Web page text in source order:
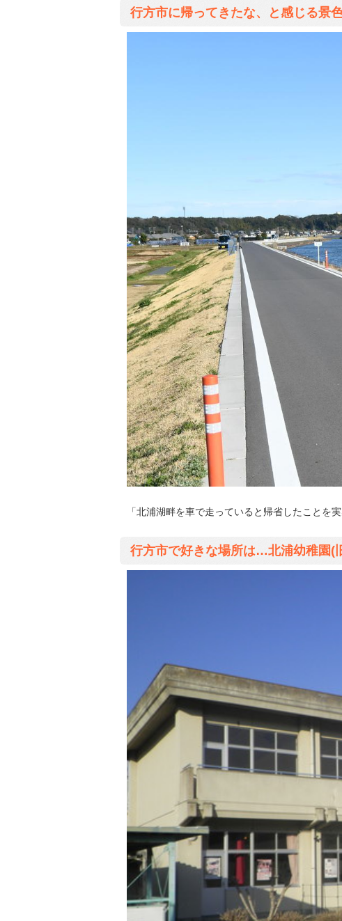
行方市に帰ってきたな、と感じる景
「北浦湖畔を車で走っていると帰省したことを実
行方市で好きな場所は…北浦幼稚園(